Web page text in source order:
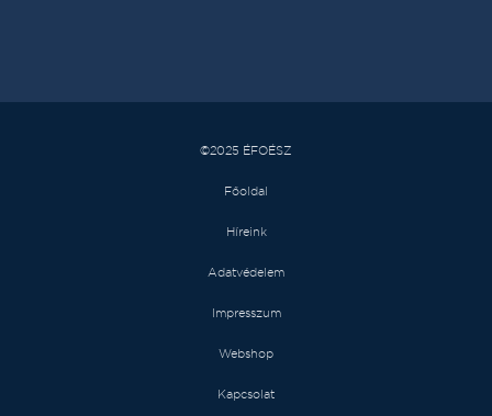
©2025 ÉFOÉSZ
Főoldal
Híreink
Adatvédelem
Impresszum
Webshop
Kapcsolat